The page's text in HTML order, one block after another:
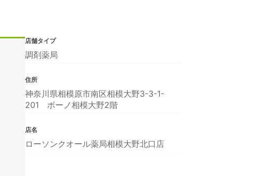
店舗タイプ
調剤薬局
住所
神奈川県相模原市南区相模大野3-3-1-
201 ボーノ相模大野2階
店名
ローソンクオール薬局相模大野北口店